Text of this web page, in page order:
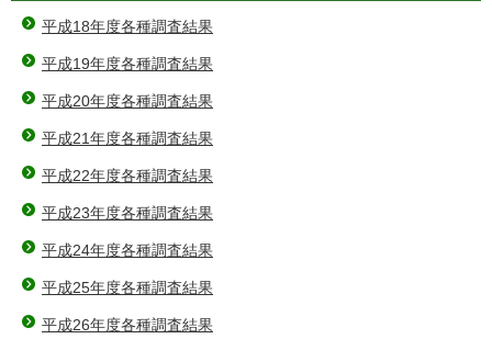
平成18年度各種調査結果
平成19年度各種調査結果
平成20年度各種調査結果
平成21年度各種調査結果
平成22年度各種調査結果
平成23年度各種調査結果
平成24年度各種調査結果
平成25年度各種調査結果
平成26年度各種調査結果